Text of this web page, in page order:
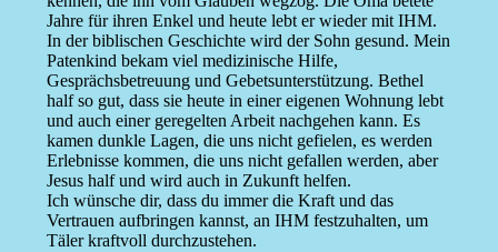
Jahre für ihren Enkel und heute lebt er wieder mit IHM.
In der biblischen Geschichte wird der Sohn gesund. Mein
Patenkind bekam viel medizinische Hilfe,
Gesprächsbetreuung und Gebetsunterstützung. Bethel
half so gut, dass sie heute in einer eigenen Wohnung lebt
und auch einer geregelten Arbeit nachgehen kann. Es
kamen dunkle Lagen, die uns nicht gefielen, es werden
Erlebnisse kommen, die uns nicht gefallen werden, aber
Jesus half und wird auch in Zukunft helfen.
Ich wünsche dir, dass du immer die Kraft und das
Vertrauen aufbringen kannst, an IHM festzuhalten, um
Täler kraftvoll durchzustehen.